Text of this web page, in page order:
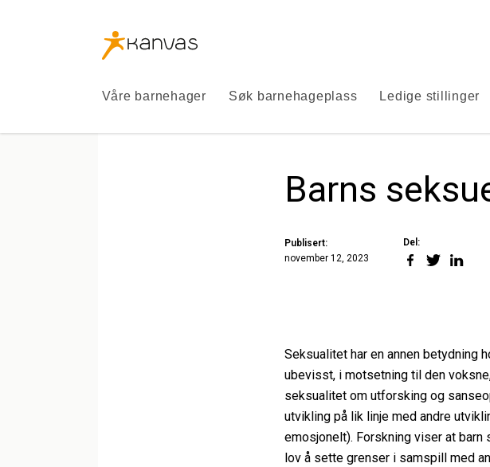
Kanvas
logo
Våre barnehager Søk barnehageplass Ledige stillinger
Barns
Publisert:
november 12, 2023
Del:
Del
Del
Del
Seksualitet har en annen betydning
ubevisst, i motsetning til den
seksualitet om utforsking og
utvikling på lik linje med andre
emosjonelt). Forskning viser at
lov å sette grenser i samspill med